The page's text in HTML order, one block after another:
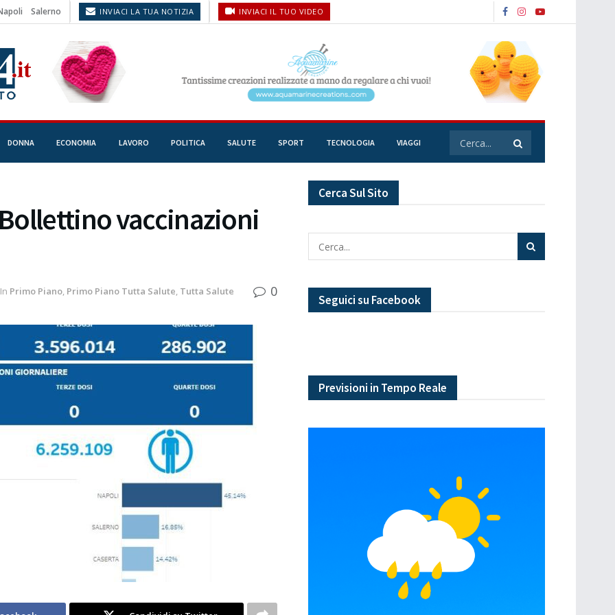
Salerno INVIACI LA TUA NOTIZIA INVIACI IL TUO VIDEO
DONNA ECONOMIA LAVORO POLITICA SALUTE SPORT TECNOLOGIA VIAGGI
vaccinazioni
In Primo Piano, Primo Piano Tutta Salute, Tutta Salute 0
Cerca Sul Sito
Seguici su Facebook
Previsioni in Tempo Reale